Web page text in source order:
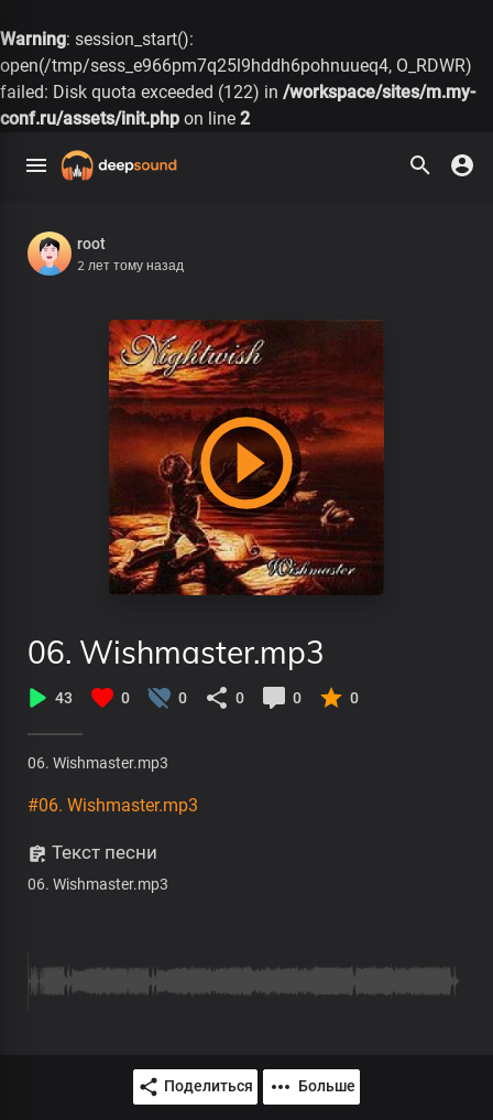
Warning: session_start():
open(/tmp/sess_e966pm7q25l9hddh6pohnuueq4, O_RDWR)
failed: Disk quota exceeded (122) in /workspace/sites/m.my-
conf.ru/assets/init.php on line 2
root
2 лет тому назад
06. Wishmaster.mp3
43 0 0 0 0 0
06. Wishmaster.mp3
#06. Wishmaster.mp3
Текст песни
06. Wishmaster.mp3
Поделиться Больше